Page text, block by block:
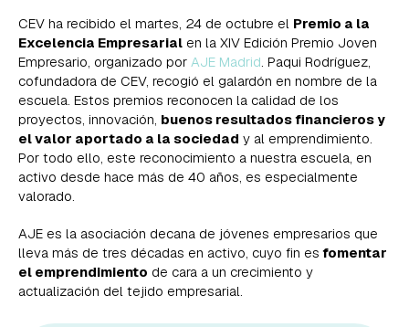
CEV ha recibido el martes, 24 de octubre el Premio a la
Excelencia Empresarial en la XIV Edición Premio Joven
Empresario, organizado por AJE Madrid. Paqui Rodríguez,
cofundadora de CEV, recogió el galardón en nombre de la
escuela. Estos premios reconocen la calidad de los
proyectos, innovación, buenos resultados financieros y
el valor aportado a la sociedad y al emprendimiento.
Por todo ello, este reconocimiento a nuestra escuela, en
activo desde hace más de 40 años, es especialmente
valorado.
AJE es la asociación decana de jóvenes empresarios que
lleva más de tres décadas en activo, cuyo fin es fomentar
el emprendimiento de cara a un crecimiento y
actualización del tejido empresarial.